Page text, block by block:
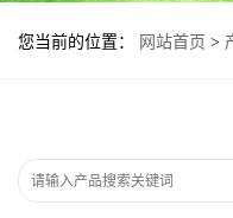
您当前的位置： 网站首页 >